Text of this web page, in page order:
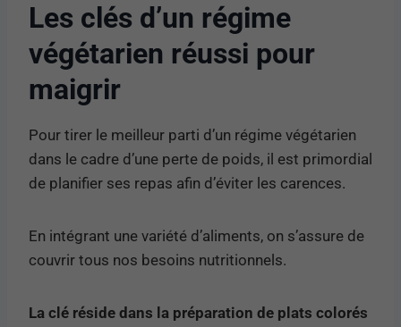
Les clés d’un régime
végétarien réussi pour
maigrir
Pour tirer le meilleur parti d’un régime végétarien
dans le cadre d’une perte de poids, il est primordial
de planifier ses repas afin d’éviter les carences.
En intégrant une variété d’aliments, on s’assure de
couvrir tous nos besoins nutritionnels.
La clé réside dans la préparation de plats colorés